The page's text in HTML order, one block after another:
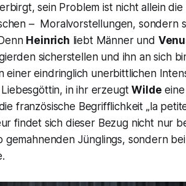
sein Problem ist nicht allein die
– Moralvorstellungen, sondern
Heinrich liebt Männer und
sicherstellen und ihn an sich
einer eindringlich unerbittlichen
in ihr erzeugtWilde eine
französische Begrifflichkeit „la
findet sich dieser Bezug nicht nur
gemahnenden Jünglings, sondern bei
.